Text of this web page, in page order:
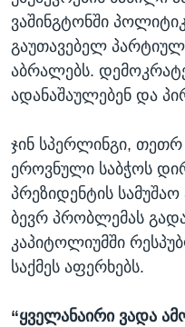
ვაშინგტონში
გაუთავებელ პარტიულ
აბრალებს.
ადანაშაულებენ და
ჯინ სპერლინგი, თეთრ
ეროვნული საბჭოს
პრეზიდენტის
ბევრ პრობლემას
კაპიტოლიუმში
საქმეს აფერხებს.
“ყველანაირი ვადა